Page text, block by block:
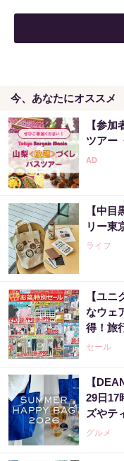
今、あなたにオススメ
【参
ツアー
【中
リー東
ライフ
【ユ
なウェ
得！旅
日まで》
セール
【
29日17
ズやテ
グルメ